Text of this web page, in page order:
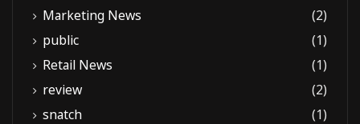
Marketing News
(2)
public
(1)
Retail News
(1)
review
(2)
snatch
(1)